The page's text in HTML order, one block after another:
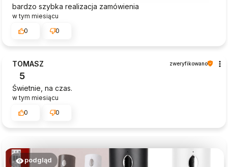
bardzo szybka realizacja zamówienia
w tym miesiącu
0
0
TOMASZ zweryfikowano
5
Świetnie, na czas.
w tym miesiącu
0
0
podgląd